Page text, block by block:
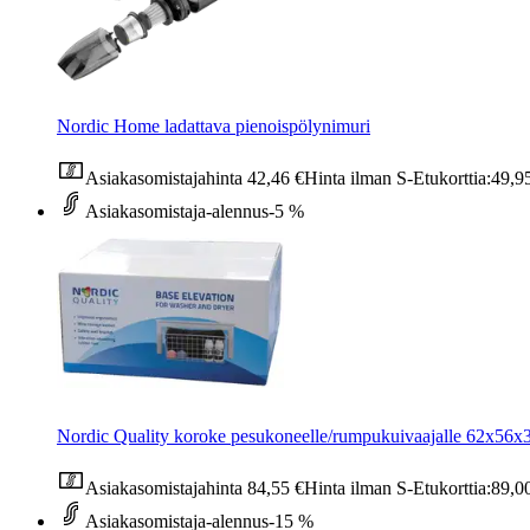
Nordic Home ladattava pienoispölynimuri
Asiakasomistajahinta 42,46 €Hinta ilman S-Etukorttia:
Asiakasomistaja-alennus-5 %
Nordic Quality koroke pesukoneelle/rumpukuivaajalle
Asiakasomistajahinta 84,55 €Hinta ilman S-Etukorttia:
Asiakasomistaja-alennus-15 %